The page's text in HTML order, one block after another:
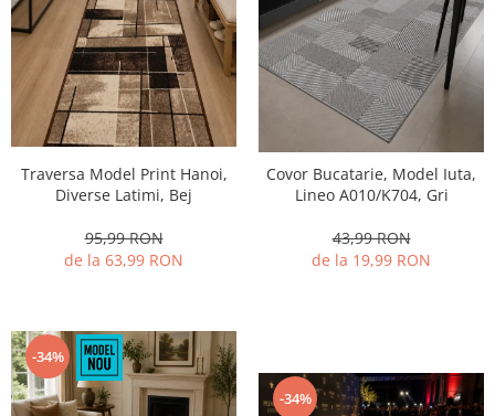
Traversa Model Print Hanoi,
Diverse Latimi, Bej
95,99 RON
de la 63,99 RON
Covor Bucatarie, Model Iuta,
Lineo A010/K704, Gri
43,99 RON
de la 19,99 RON
-34%
-34%